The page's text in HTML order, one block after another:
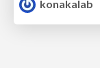
konakalab